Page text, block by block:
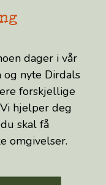
dager i vår
og nyte Dirdals
forskjellige
hjelper deg
skal få
omgivelser.